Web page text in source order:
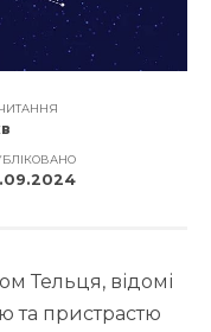
Тельця, відомі
та пристрастю